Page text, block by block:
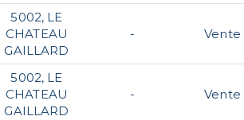
5002, LE
CHATEAU
GAILLARD
- Vente
5002, LE
CHATEAU
GAILLARD
- Vente